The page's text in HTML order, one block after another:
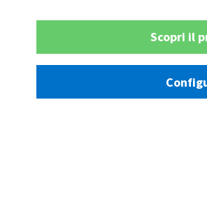
Scopri il